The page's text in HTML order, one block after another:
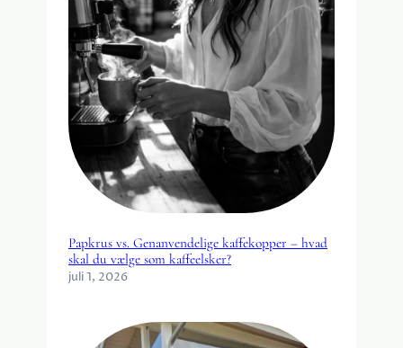
Papkrus vs. Genanvendelige kaffekopper – hvad
skal du vælge som kaffeelsker?
juli 1, 2026